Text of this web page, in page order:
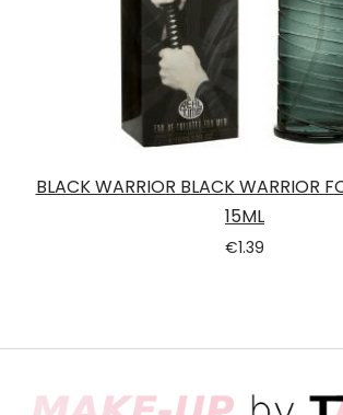
BLACK WARRIOR BLACK WARRIOR
15ML
€1.39